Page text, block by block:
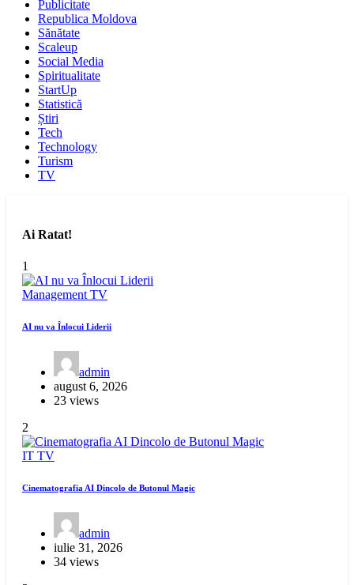
Publicitate
Republica Moldova
Sănătate
Scaleup
Social Media
Spiritualitate
StartUp
Statistică
Știri
Tech
Technology
Turism
TV
Ai Ratat!
1
Management TV
AI nu va Înlocui Liderii
admin
august 6, 2026
23 views
2
IT TV
Cinematografia AI Dincolo de Butonul Magic
admin
iulie 31, 2026
34 views